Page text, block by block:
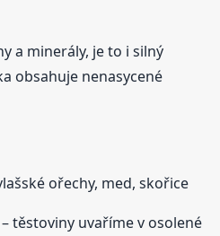
a minerály, je to i silný
obsahuje nenasycené
ořechy, med, skořice
těstoviny uvaříme v osolené